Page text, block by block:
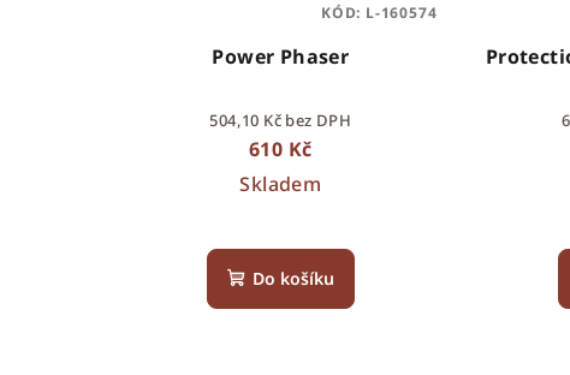
Power Phaser
504,10 Kč bez DPH
610 Kč
Skladem
Do košíku
KÓD: L-160574